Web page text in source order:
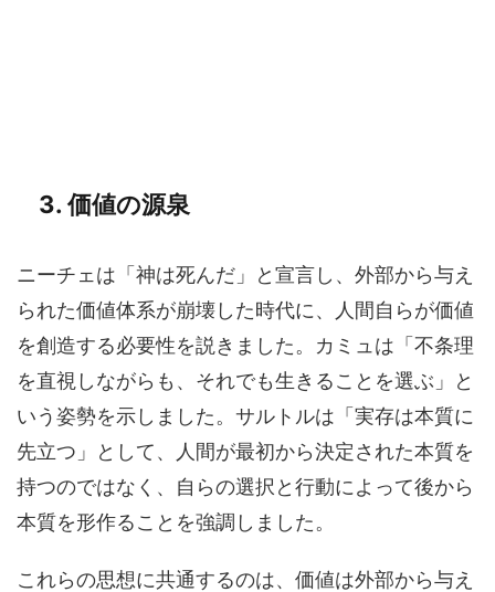
3. 価値の源泉
ニーチェは「神は死んだ」と宣言し、外部から与え
られた価値体系が崩壊した時代に、人間自らが価値
を創造する必要性を説きました。カミュは「不条理
を直視しながらも、それでも生きることを選ぶ」と
いう姿勢を示しました。サルトルは「実存は本質に
先立つ」として、人間が最初から決定された本質を
持つのではなく、自らの選択と行動によって後から
本質を形作ることを強調しました。
これらの思想に共通するのは、価値は外部から与え